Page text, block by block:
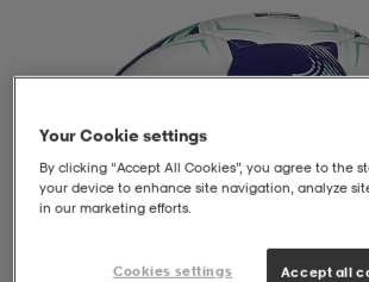
Your Cookie settings
By clicking “Accept All Cookies”, you agree to the
your device to enhance site navigation, analyze
in our marketing efforts.
Cookies settings Accept all